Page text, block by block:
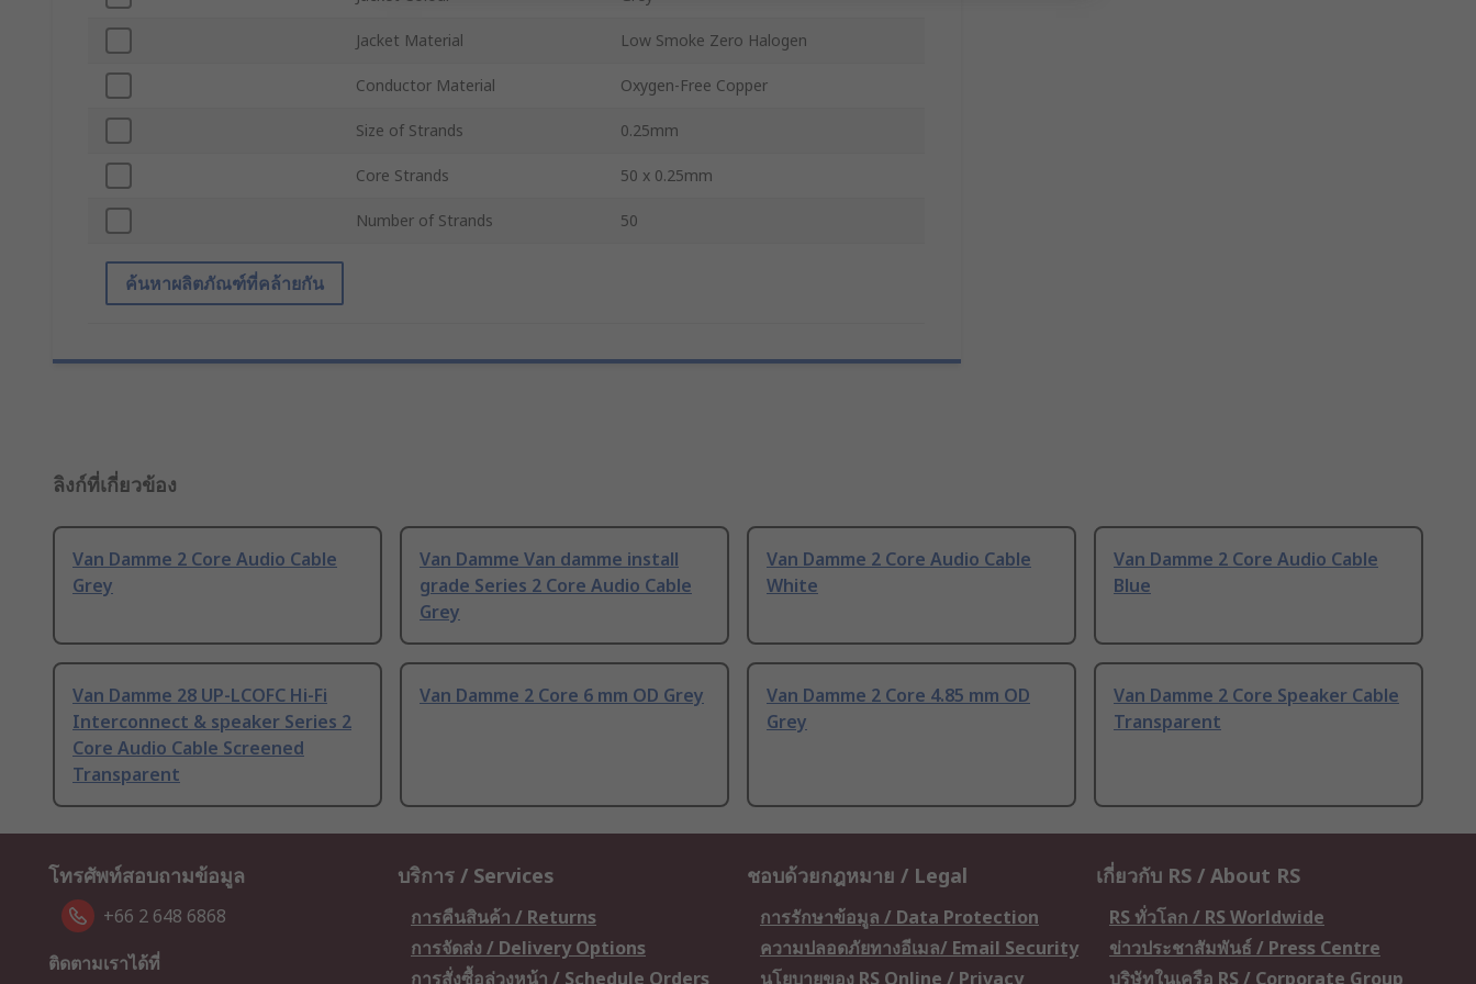
Jacket Material Low Smoke Zero Halogen
Conductor Material Oxygen-Free Copper
Size of Strands 0.25mm
Core Strands 50 x 0.25mm
Number of Strands 50
ค้นหาผลิตภัณฑ์ที่คล้ายกัน
ลิงก์ที่เกี่ยวข้อง
Van Damme 2 Core Audio Cable
Grey
Van Damme Van damme install
grade Series 2 Core Audio Cable
Grey
Van Damme 2 Core Audio Cable
White
Van Damme 2 Core Audio Cable
Blue
Van Damme 28 UP-LCOFC Hi-Fi
Interconnect & speaker Series 2
Core Audio Cable Screened
Transparent
Van Damme 2 Core 6 mm OD Grey
Van Damme 2 Core 4.85 mm OD
Grey
Van Damme 2 Core Speaker Cable
Transparent
โทรศัพท์สอบถามข้อมูล
+66 2 648 6868
ติดตามเราได้ที่
บริการ / Services
การคืนสินค้า / Returns
การจัดส่ง / Delivery Options
การสั่งซื้อล่วงหน้า / Schedule Orders
ชอบด้วยกฎหมาย / Legal
การรักษาข้อมูล / Data Protection
ความปลอดภัยทางอีเมล/ Email Security
นโยบายของ RS Online / Privacy
เกี่ยวกับ RS / About RS
RS ทั่วโลก / RS Worldwide
ข่าวประชาสัมพันธ์ / Press Centre
บริษัทในเครือ RS / Corporate Group